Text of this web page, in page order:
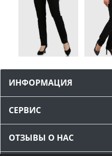
ИНФОРМАЦИЯ
СЕРВИС
ОТЗЫВЫ О НАС